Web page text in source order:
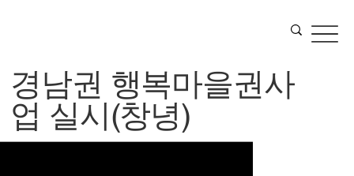
경남권 행복마을권사
업 실시(창녕)